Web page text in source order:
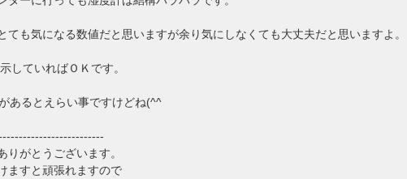
ても気になる数値だと思いますが余り気にしなくても大丈夫だと思いますよ。
していればＯＫです。
あるとえらい事ですけどね(^^ゞ
りがとうございます。
ますと頑張れますので